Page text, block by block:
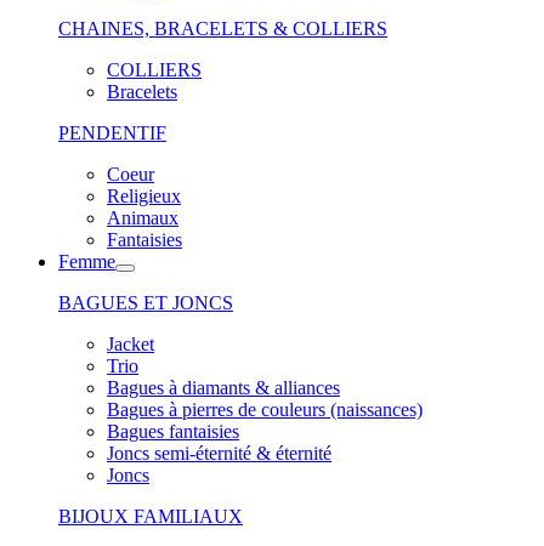
CHAINES, BRACELETS & COLLIERS
COLLIERS
Bracelets
PENDENTIF
Coeur
Religieux
Animaux
Fantaisies
Femme
BAGUES ET JONCS
Jacket
Trio
Bagues à diamants & alliances
Bagues à pierres de couleurs (naissances)
Bagues fantaisies
Joncs semi-éternité & éternité
Joncs
BIJOUX FAMILIAUX